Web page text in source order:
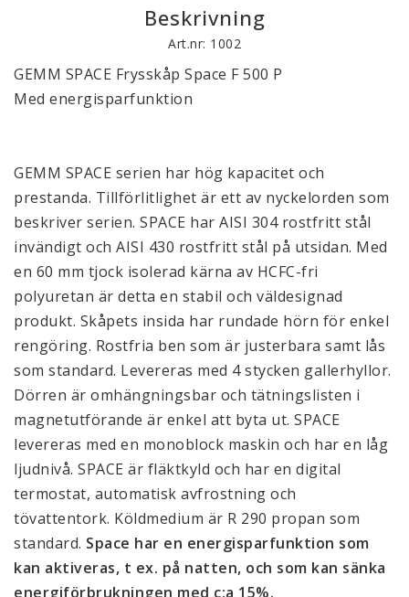
Beskrivning
Art.nr: 1002
GEMM SPACE Frysskåp Space F 500 P
Med energisparfunktion
GEMM SPACE serien har hög kapacitet och
prestanda. Tillförlitlighet är ett av nyckelorden som
beskriver serien. SPACE har AISI 304 rostfritt stål
invändigt och AISI 430 rostfritt stål på utsidan. Med
en 60 mm tjock isolerad kärna av HCFC-fri
polyuretan är detta en stabil och väldesignad
produkt. Skåpets insida har rundade hörn för enkel
rengöring. Rostfria ben som är justerbara samt lås
som standard. Levereras med 4 stycken gallerhyllor.
Dörren är omhängningsbar och tätningslisten i
magnetutförande är enkel att byta ut. SPACE
levereras med en monoblock maskin och har en låg
ljudnivå. SPACE är fläktkyld och har en digital
termostat, automatisk avfrostning och
tövattentork. Köldmedium är R 290 propan som
standard. Space har en energisparfunktion som
kan aktiveras, t ex. på natten, och som kan sänka
energiförbrukningen med c:a 15%.